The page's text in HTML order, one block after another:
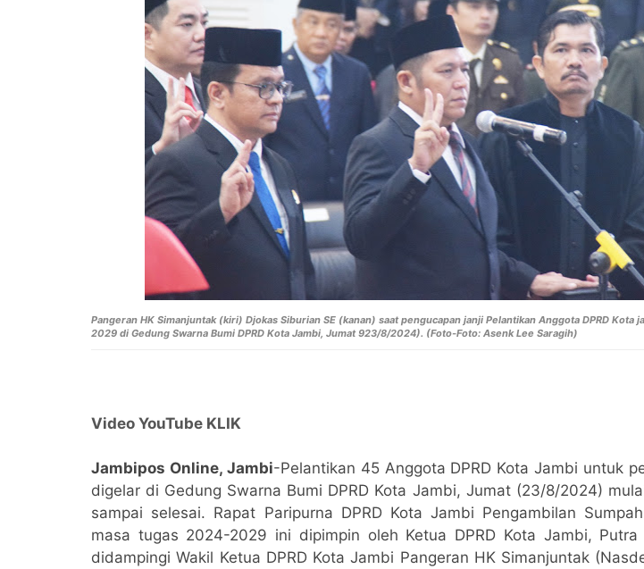
Pangeran HK Simanjuntak (kiri)Djokas Siburian SE (kanan) saat pengucapan janji Pelantikan Anggota DPRD Kota
2029 di Gedung Swarna Bumi DPRD Kota Jambi, Jumat 923/8/2024). (Foto-Foto: Asenk Lee Saragih)
Video YouTube KLIK
Jambipos Online, Jambi-Pelantikan 45 Anggota DPRD Kota Jambi untuk
digelar di Gedung Swarna Bumi DPRD Kota Jambi, Jumat (23/8/2024)
sampai selesai. Rapat Paripurna DPRD Kota Jambi Pengambilan
masa tugas 2024-2029 ini dipimpin oleh Ketua DPRD Kota Jambi, Putra
didampingi Wakil Ketua DPRD Kota Jambi Pangeran HK Simanjuntak